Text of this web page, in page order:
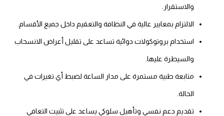
والاستقرار.
الالتزام بمعايير عالية في النظافة والتعقيم داخل جميع الأقسام.
استخدام بروتوكولات دوائية تساعد على تقليل أعراض الانسحاب
والسيطرة عليها.
متابعة طبية مستمرة على مدار الساعة لضبط أي تغيرات في
الحالة.
تقديم دعم نفسي وتأهيل سلوكي يساعد على تثبيت التعافي